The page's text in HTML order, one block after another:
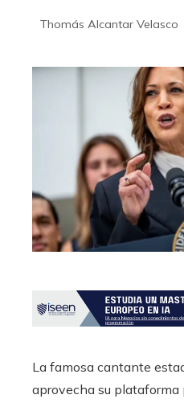
Thomás Alcantar Velasco
La famosa cantante
aprovecha su plataforma